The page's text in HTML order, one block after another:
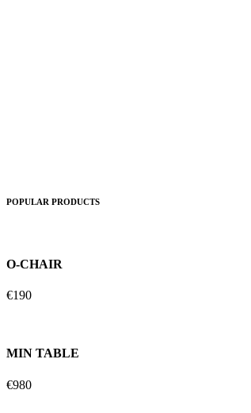
POPULAR PRODUCTS
O-CHAIR
€190
MIN TABLE
€980